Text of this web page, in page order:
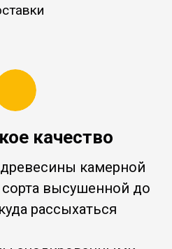
качество
камерной
высушенной до
рассыхаться